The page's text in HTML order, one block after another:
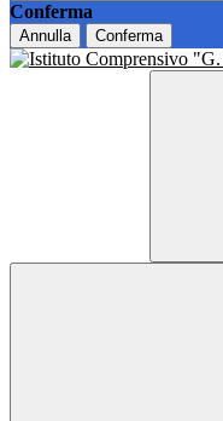
Conferma
Annulla Conferma